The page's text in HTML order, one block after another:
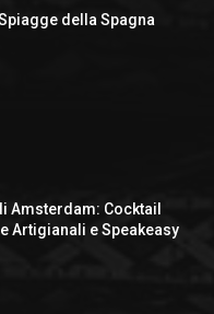
della Spagna
Amsterdam: Cocktail
Artigianali e Speakeasy